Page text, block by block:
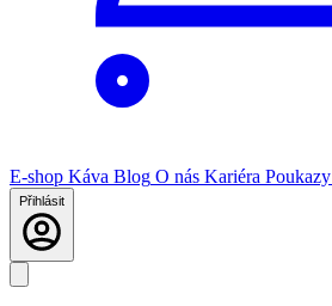
E-shop Káva Blog O nás Kariéra Poukazy
Přihlásit